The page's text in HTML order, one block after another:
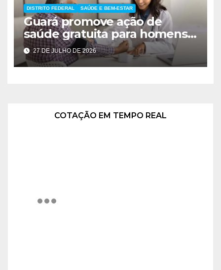
DISTRITO FEDERAL SAÚDE E BEM-ESTAR
Guará promove ação de
saúde gratuita para homens
nesta terça-feira
27 DE JULHO DE 2026
COTAÇÃO EM TEMPO REAL